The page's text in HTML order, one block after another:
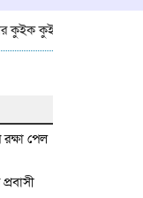
প্রতিযোগিতা অনুষ্ঠিত
পেল